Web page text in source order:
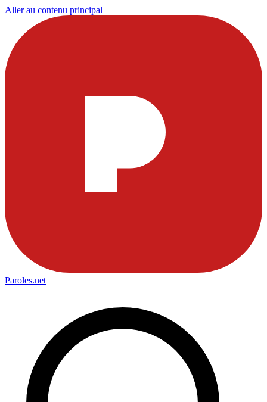
Aller au contenu principal
Paroles.net